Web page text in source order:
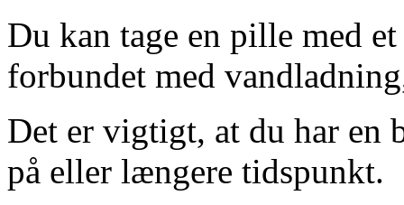
Du kan tage en pille med
forbundet med
Det er vigtigt, at du har en
på eller længere tidspunkt.